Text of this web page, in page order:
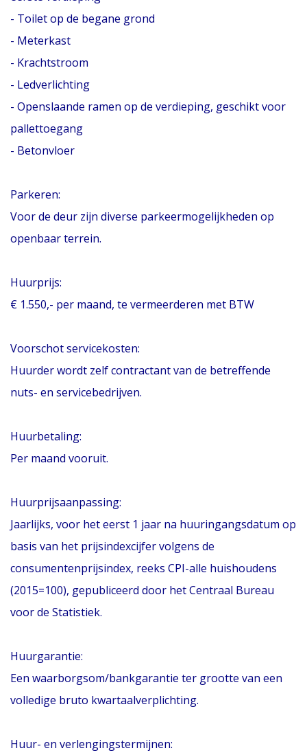
- Toilet op de begane grond
- Meterkast
- Krachtstroom
- Ledverlichting
- Openslaande ramen op de verdieping, geschikt voor
pallettoegang
- Betonvloer
Parkeren:
Voor de deur zijn diverse parkeermogelijkheden op
openbaar terrein.
Huurprijs:
€ 1.550,- per maand, te vermeerderen met BTW
Voorschot servicekosten:
Huurder wordt zelf contractant van de betreffende
nuts- en servicebedrijven.
Huurbetaling:
Per maand vooruit.
Huurprijsaanpassing:
Jaarlijks, voor het eerst 1 jaar na huuringangsdatum op
basis van het prijsindexcijfer volgens de
consumentenprijsindex, reeks CPI-alle huishoudens
(2015=100), gepubliceerd door het Centraal Bureau
voor de Statistiek.
Huurgarantie:
Een waarborgsom/bankgarantie ter grootte van een
volledige bruto kwartaalverplichting.
Huur- en verlengingstermijnen: